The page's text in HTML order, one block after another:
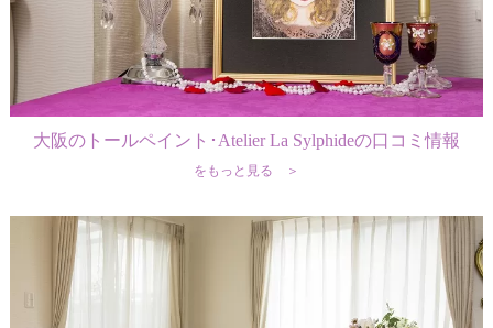
大阪のトールペイント･Atelier La Sylphideの口コミ情報
をもっと見る ＞